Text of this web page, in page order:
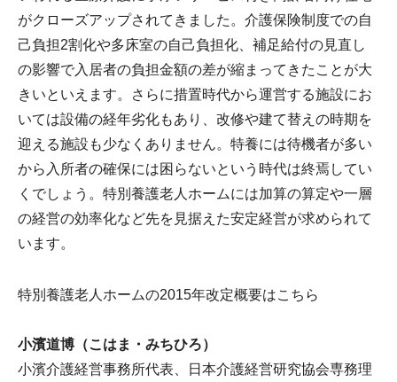
がクローズアップされてきました。介護保険制度での自
己負担2割化や多床室の自己負担化、補足給付の見直し
の影響で入居者の負担金額の差が縮まってきたことが大
きいといえます。さらに措置時代から運営する施設にお
いては設備の経年劣化もあり、改修や建て替えの時期を
迎える施設も少なくありません。特養には待機者が多い
から入所者の確保には困らないという時代は終焉してい
くでしょう。特別養護老人ホームには加算の算定や一層
の経営の効率化など先を見据えた安定経営が求められて
います。
特別養護老人ホームの2015年改定概要はこちら
小濱道博（こはま・みちひろ）
小濱介護経営事務所代表、日本介護経営研究協会専務理